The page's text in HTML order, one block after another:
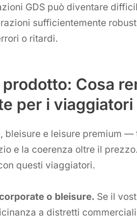
GDS può diventare
sufficientemente
o ritardi.
Cosa
per i viaggiatori
bleisure e leisure premium —
e la coerenza oltre il
questi viaggiatori.
o bleisure. Se il
a distretti